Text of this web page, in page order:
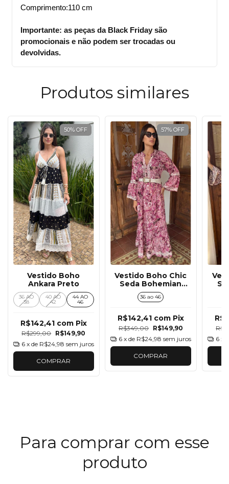
Comprimento:110 cm
Importante: as peças da Black Friday são
promocionais e não podem ser trocadas ou
devolvidas.
Produtos similares
50%OFF
Vestido Boho
Ankara Preto
36 AO
38
40 AO
42
44 AO
46
R$299,00 R$149,90
R$142,41 com Pix
6 x de R$24,98 sem juros
COMPRAR
57%OFF
Vestido Boho Chic
Seda Bohemian
Rosa
36 ao 46
R$349,00 R$149,90
R$142,41 com Pix
6 x de R$24,98 sem juros
COMPRAR
6 x
Para comprar com esse
produto